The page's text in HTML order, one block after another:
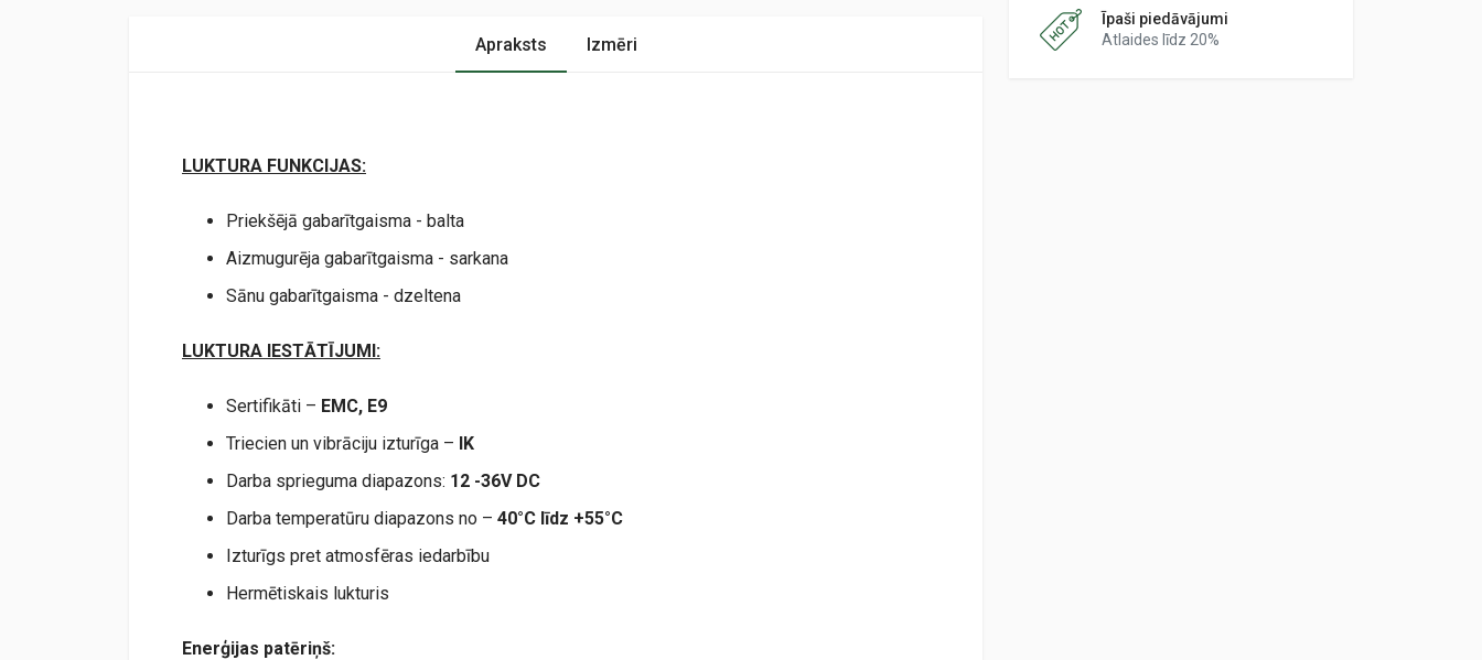
Īpaši piedāvājumi
Atlaides līdz 20%
Apraksts Izmēri
LUKTURA FUNKCIJAS:
Priekšējā gabarītgaisma - balta
Aizmugurēja gabarītgaisma - sarkana
Sānu gabarītgaisma - dzeltena
LUKTURA IESTĀTĪJUMI:
Sertifikāti – EMC, E9
Triecien un vibrāciju izturīga – IK
Darba sprieguma diapazons: 12 -36V DC
Darba temperatūru diapazons no – 40°C līdz +55°C
Izturīgs pret atmosfēras iedarbību
Hermētiskais lukturis
Enerģijas patēriņš: